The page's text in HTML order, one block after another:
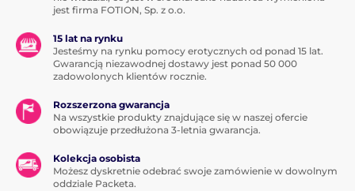
jest firma FOTION, Sp. z o.o.
15 lat na rynku
Jesteśmy na rynku pomocy erotycznych od ponad 15 lat.
Gwarancją niezawodnej dostawy jest ponad 50 000
zadowolonych klientów rocznie.
Rozszerzona gwarancja
Na wszystkie produkty znajdujące się w naszej ofercie
obowiązuje przedłużona 3-letnia gwarancja.
Kolekcja osobista
Możesz dyskretnie odebrać swoje zamówienie w dowolnym
oddziale Packeta.